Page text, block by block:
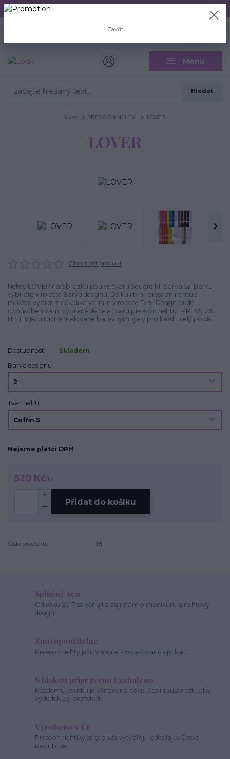
Aktuální doba odeslání je 3 - 5 pracovních dní.
Menu
CZK
Hledat
Úvod PRESS ON NEHTY LOVER
LOVER
Ohodnotit produkt
Nehty LOVER na obrázku jsou ve tvaru Square M, barva 53. Barvu
vybíráte v roletce Barva designu. Délku i tvar press on nehtu si
můžete vybrat z několika variant v roletce Tvar.Design bude
uzpůsoben vámi vybrané délce a tvaru press on nehtu. PRESS ON
NEHTY jsou ručně malované barevnými gely pro každ... celý popis
Dostupnost
Skladem
Barva designu
Tvar nehtu
Nejsme plátci DPH
520 Kč/ks
Přidat do košíku
Číslo produktu: -15
Splněný sen
Od roku 2017 se věnuji a zajímám o manikúru a nehtový
design.
Znovupoužitelné
Press on nehty jsou vhodné k opakované aplikaci.
S láskou připraveno i zabaleno
Každému kousku je věnovaná péče, čas i zkušenosti, aby
výsledek byl perfektní.
Vyrobeno v Čr
Press on nehtíky se pro vás vytvářejí i odesílají v České
Republice.
Zavřít